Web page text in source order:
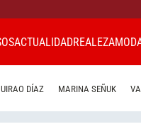
ACTUALIDADREALEZA
DÍAZ MARINA SEÑUK